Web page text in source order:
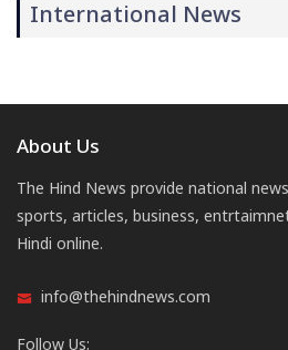
International News
About Us
The Hind News provide national
sports, articles, business,
Hindi online.
info@thehindnews.com